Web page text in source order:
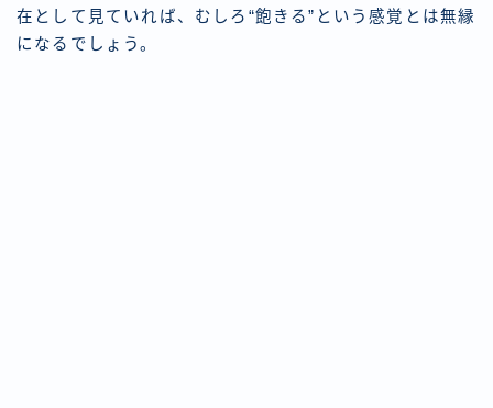
在として見ていれば、むしろ“飽きる”という感覚とは無縁
になるでしょう。